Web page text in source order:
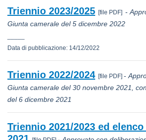
Triennio 2023/2025 [file PDF] -
Giunta camerale del 5 dicembre 2022
Data di pubblicazione: 14/12/2022
Triennio 2022/2024 [file PDF] -
Giunta camerale del 30 novembre 2021,
del 6 dicembre 2021
Triennio 2021/2023 ed